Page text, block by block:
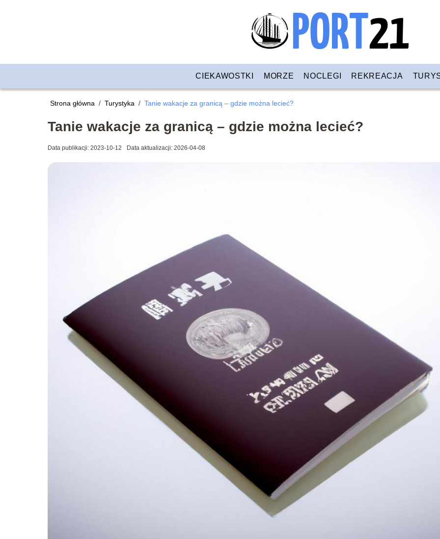
CIEKAWOSTKI MORZE NOCLEGI REKREACJA
Strona główna / Turystyka / Tanie wakacje za granicą – gdzie można lecieć?
Tanie wakacje za granicą – gdzie można lecieć?
Data publikacji: 2023-10-12 Data aktualizacji: 2026-04-08